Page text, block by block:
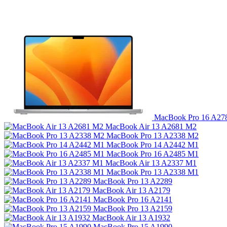
MacBook Pro 16
MacBook Air 13 A2681 M2
MacBook Pro 13 A2338 M2
MacBook Pro 14 A2442 M1
MacBook Pro 16 A2485 M1
MacBook Air 13 A2337 M1
MacBook Pro 13 A2338 M1
MacBook Pro 13 A2289
MacBook Air 13 A2179
MacBook Pro 16 A2141
MacBook Pro 13 A2159
MacBook Air 13 A1932